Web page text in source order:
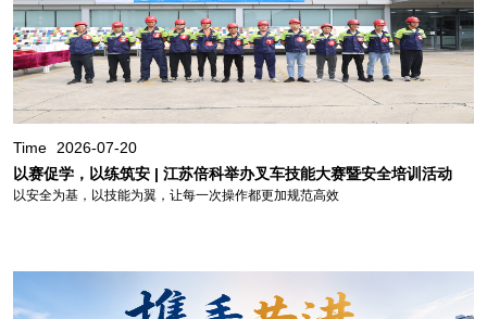
Time
2026-07-20
以赛促学，以练筑安 | 江苏倍科举办叉车技能大赛暨安全培训活动
以安全为基，以技能为翼，让每一次操作都更加规范高效